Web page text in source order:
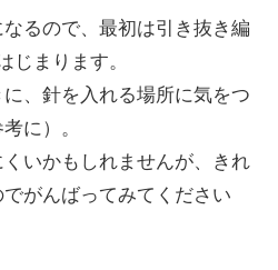
るので、最初は引き抜き編
まります。
、針を入れる場所に気をつ
に）。
いかもしれませんが、きれ
がんばってみてください